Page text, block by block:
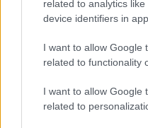
related to analytics
device identifiers in
I want to allow Google
related to functionality
I want to allow Google
related to
NÉPSZERŰ